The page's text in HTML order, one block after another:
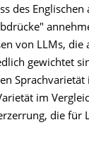
des Englischen
von LLMs, die
gewichtet
Sprachvarietät
im
die für